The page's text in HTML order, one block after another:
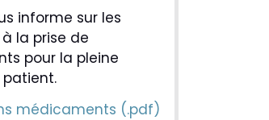
informe sur les
la prise de
pour la pleine
médicaments (.pdf)